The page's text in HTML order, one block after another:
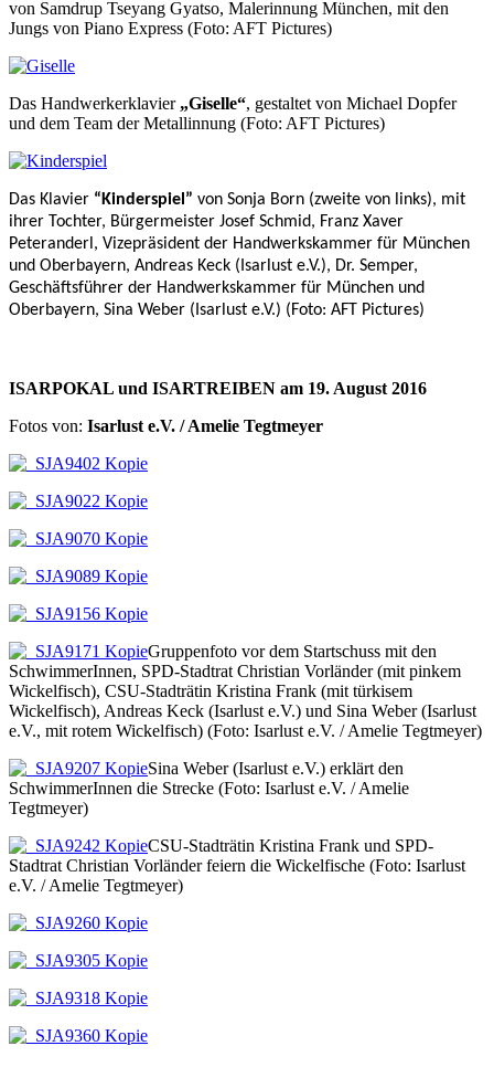
von Samdrup Tseyang Gyatso, Malerinnung München, mit den
Jungs von Piano Express (Foto: AFT Pictures)
Das Handwerkerklavier „Giselle“, gestaltet von Michael Dopfer
und dem Team der Metallinnung (Foto: AFT Pictures)
Das Klavier “Kinderspiel” von Sonja Born (zweite von links), mit
ihrer Tochter, Bürgermeister Josef Schmid, Franz Xaver
Peteranderl, Vizepräsident der Handwerkskammer für München
und Oberbayern, Andreas Keck (Isarlust e.V.), Dr. Semper,
Geschäftsführer der Handwerkskammer für München und
Oberbayern, Sina Weber (Isarlust e.V.) (Foto: AFT Pictures)
ISARPOKAL und ISARTREIBEN am 19. August 2016
Fotos von: Isarlust e.V. / Amelie Tegtmeyer
Gruppenfoto vor dem Startschuss mit den
SchwimmerInnen, SPD-Stadtrat Christian Vorländer (mit pinkem
Wickelfisch), CSU-Stadträtin Kristina Frank (mit türkisem
Wickelfisch), Andreas Keck (Isarlust e.V.) und Sina Weber (Isarlust
e.V., mit rotem Wickelfisch) (Foto: Isarlust e.V. / Amelie Tegtmeyer)
Sina Weber (Isarlust e.V.) erklärt den
SchwimmerInnen die Strecke (Foto: Isarlust e.V. / Amelie
Tegtmeyer)
CSU-Stadträtin Kristina Frank und SPD-
Stadtrat Christian Vorländer feiern die Wickelfische (Foto: Isarlust
e.V. / Amelie Tegtmeyer)